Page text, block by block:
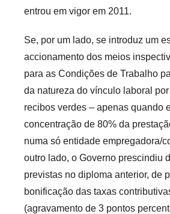
entrou em vigor em 2011.
Se, por um lado, se introduz um
accionamento dos meios
para as Condições de Trabalho
da natureza do vínculo laboral
recibos verdes – apenas quando
concentração de 80% da
numa só entidade empregadora/
outro lado, o Governo prescindiu
previstas no diploma anterior, de
bonificação das taxas
(agravamento de 3 pontos